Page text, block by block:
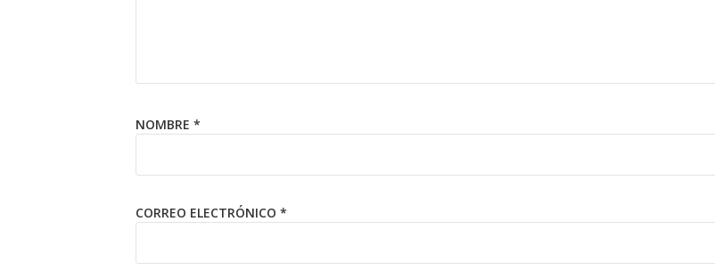
NOMBRE *
CORREO ELECTRÓNICO *